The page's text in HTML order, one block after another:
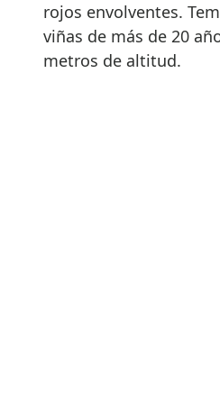
rojos envolventes.
viñas de más de 20
metros de altitud.